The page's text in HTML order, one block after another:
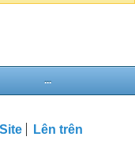
...
Lên trên